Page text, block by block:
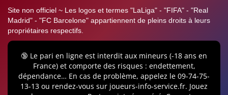
Site non officiel ~ Les logos et termes "LaLiga" - "FIFA" - "Real
Madrid" - "FC Barcelone" appartiennent de pleins droits à leurs
propriétaires respectifs.
🔞 Le pari en ligne est interdit aux mineurs (-18 ans en
France) et comporte des risques : endettement,
dépendance… En cas de problème, appelez le 09-74-75-
13-13 ou rendez-vous sur joueurs-info-service.fr. Jouez